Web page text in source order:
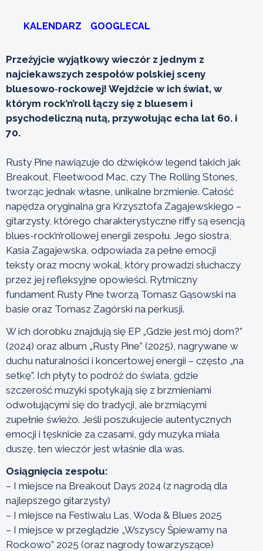
KALENDARZ GOOGLECAL
Przeżyjcie wyjątkowy wieczór z jednym z
najciekawszych zespołów polskiej sceny
bluesowo‑rockowej! Wejdźcie w ich świat, w
którym rock’n’roll łączy się z bluesem i
psychodeliczną nutą, przywołując echa lat 60. i
70.
Rusty Pine nawiązuje do dźwięków legend takich jak
Breakout, Fleetwood Mac, czy The Rolling Stones,
tworząc jednak własne, unikalne brzmienie. Całość
napędza oryginalna gra Krzysztofa Zagajewskiego –
gitarzysty, którego charakterystyczne riffy są esencją
blues-rock’n’rollowej energii zespołu. Jego siostra,
Kasia Zagajewska, odpowiada za pełne emocji
teksty oraz mocny wokal, który prowadzi słuchaczy
przez jej refleksyjne opowieści. Rytmiczny
fundament Rusty Pine tworzą Tomasz Gąsowski na
basie oraz Tomasz Zagórski na perkusji.
W ich dorobku znajdują się EP „Gdzie jest mój dom?”
(2024) oraz album „Rusty Pine” (2025), nagrywane w
duchu naturalności i koncertowej energii – często „na
setkę”. Ich płyty to podróż do świata, gdzie
szczerość muzyki spotykają się z brzmieniami
odwołującymi się do tradycji, ale brzmiącymi
zupełnie świeżo. Jeśli poszukujecie autentycznych
emocji i tęsknicie za czasami, gdy muzyka miała
duszę, ten wieczór jest właśnie dla was.
Osiągnięcia zespołu:
– I miejsce na Breakout Days 2024 (z nagrodą dla
najlepszego gitarzysty)
– I miejsce na Festiwalu Las, Woda & Blues 2025
– I miejsce w przeglądzie „Wszyscy Śpiewamy na
Rockowo” 2025 (oraz nagrody towarzyszące)